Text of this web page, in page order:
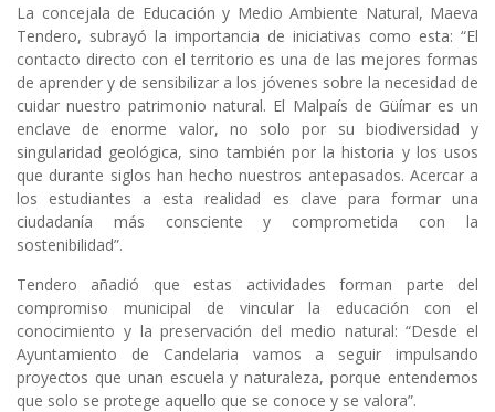
La concejala de Educación y Medio Ambiente Natural, Maeva
Tendero, subrayó la importancia de iniciativas como esta: “El
contacto directo con el territorio es una de las mejores formas
de aprender y de sensibilizar a los jóvenes sobre la necesidad de
cuidar nuestro patrimonio natural. El Malpaís de Güímar es un
enclave de enorme valor, no solo por su biodiversidad y
singularidad geológica, sino también por la historia y los usos
que durante siglos han hecho nuestros antepasados. Acercar a
los estudiantes a esta realidad es clave para formar una
ciudadanía más consciente y comprometida con la
sostenibilidad”.
Tendero añadió que estas actividades forman parte del
compromiso municipal de vincular la educación con el
conocimiento y la preservación del medio natural: “Desde el
Ayuntamiento de Candelaria vamos a seguir impulsando
proyectos que unan escuela y naturaleza, porque entendemos
que solo se protege aquello que se conoce y se valora”.